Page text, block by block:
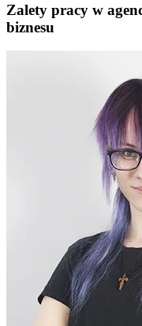
Zalety pracy w
biznesu